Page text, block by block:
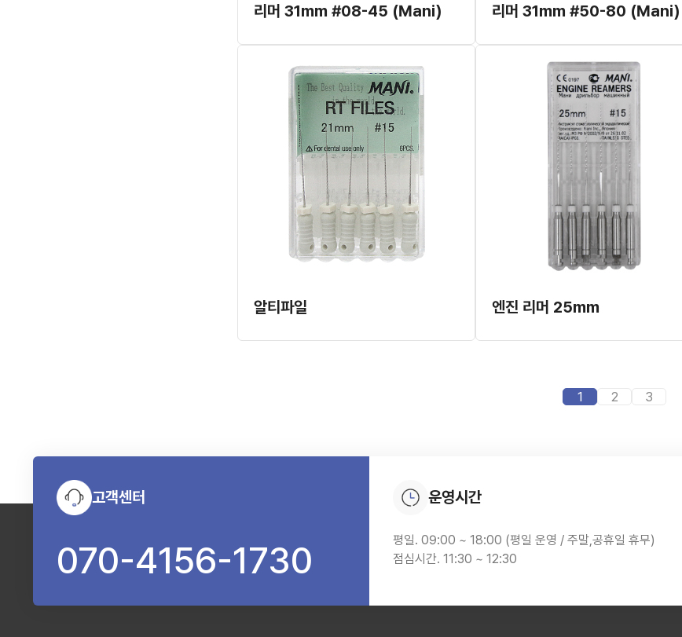
리머 31mm #08-45 (Mani) 리머 31mm #50-80 (Mani)
알티파일 엔진 리머 25mm
1 2 3
고객센터
070-4156-1730
운영시간
평일. 09:00 ~ 18:00 (평일 운영 / 주말,공휴일 휴무)
점심시간. 11:30 ~ 12:30